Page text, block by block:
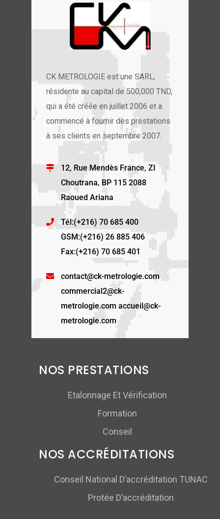
CK METROLOGIE est une SARL,
résidente au capital de 500,000 TND,
qui a été créée en juillet 2006 et a
commencé à fournir des prestations
à ses clients en septembre 2007.
12, Rue Mendès France, ZI
Choutrana, BP 115 2088
Raoued Ariana
Tél:(+216) 70 685 400
GSM:(+216) 26 885 406
Fax:(+216) 70 685 401
contact@ck-metrologie.com
commercial2@ck-
metrologie.com accueil@ck-
metrologie.com
NOS PRESTATIONS
Etalonnage Et Vérification
Formation
Conseil
NOS ACCRÉDITATIONS
Conseil National D’accréditation TUNAC
Protée D’accréditation